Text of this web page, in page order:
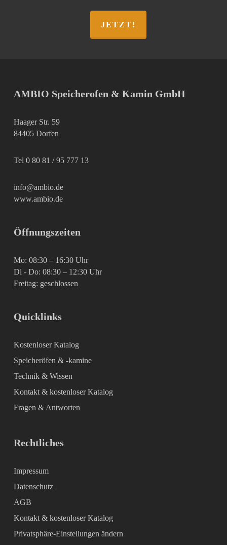
JETZT!
AMBIO Speicherofen & Kamin GmbH
Haager Str. 59
84405 Dorfen
Tel 0 80 81 / 95 777 13
info@ambio.de
www.ambio.de
Öffnungszeiten
Mo: 08:30 – 16:30 Uhr
Di - Do: 08:30 – 12:30 Uhr
Freitag: geschlossen
Quicklinks
Kostenloser Katalog
Speicheröfen & -kamine
Technik & Wissen
Kontakt & kostenloser Katalog
Fragen & Antworten
Rechtliches
Impressum
Datenschutz
AGB
Kontakt & kostenloser Katalog
Privatsphäre-Einstellungen ändern